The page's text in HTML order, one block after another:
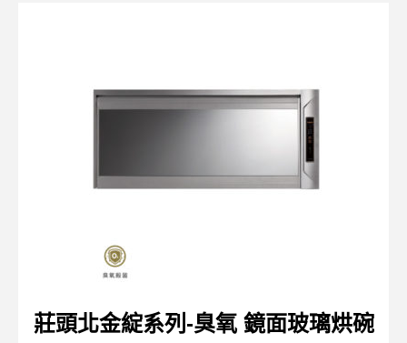
莊頭北金綻系列-臭氧 鏡面玻璃烘碗